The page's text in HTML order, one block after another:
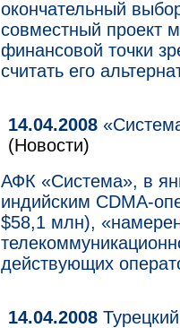
окончательный
совместный проект
финансовой точки
считать его
14.04.2008
(Новости)
АФК «Система», в
индийским CDMA-
$58,1 млн),
действующих
14.04.2008